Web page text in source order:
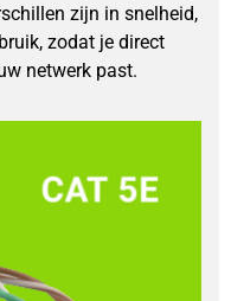
zijn in snelheid,
zodat je direct
netwerk past.